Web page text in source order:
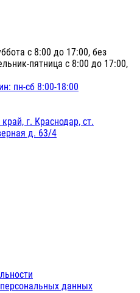
с 8:00 до 17:00, без
пятница с 8:00 до 17:00,
пн-сб 8:00-18:00
г. Краснодар, ст.
д. 63/4
данных